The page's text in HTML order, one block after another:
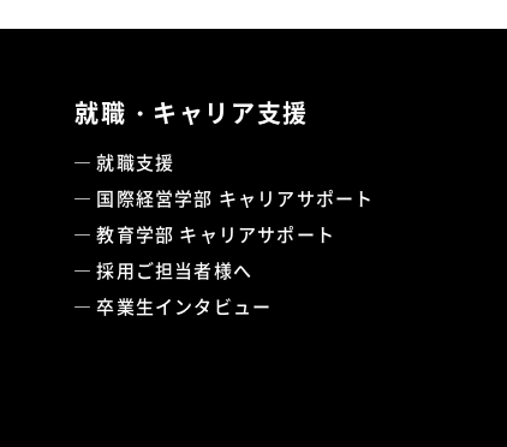
就職・キャリア支援
就職支援
国際経営学部 キャリアサポート
教育学部 キャリアサポート
採用ご担当者様へ
卒業生インタビュー